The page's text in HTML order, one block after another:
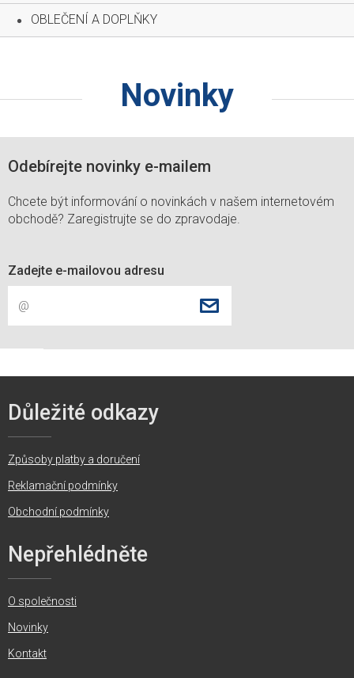
OBLEČENÍ A DOPLŇKY
Novinky
Odebírejte novinky e-mailem
Chcete být informování o novinkách v našem internetovém
obchodě? Zaregistrujte se do zpravodaje.
Zadejte e-mailovou adresu
Důležité odkazy
Způsoby platby a doručení
Reklamační podmínky
Obchodní podmínky
Nepřehlédněte
O společnosti
Novinky
Kontakt